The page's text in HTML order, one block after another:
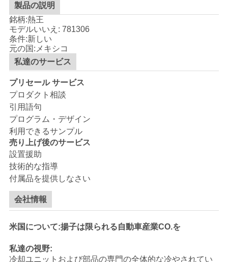
さ
い
ニ
ュ
ー
ス
事
件
地
製品の説明
銘柄:熱王
モデルいいえ: 781306
条件:新しい
元の国:メキシコ
私達のサービス
プリセール サービス
プロダクト相談
引用語句
プログラム・デザイン
利用できるサンプル
売り上げ後のサービス
設置援助
技術的な指導
付属品を提供しなさい
会社情報
米国について:揚子は限られる自動車産業CO.を
私達の視野:
冷却ユニットおよび部品の専門の全体的な冷やされてい